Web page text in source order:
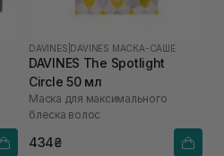
DAVINES DAVINES МАСКА-САШЕ
DAVINES The Spotlight
Circle 50 мл
Маска для максимального
блеска волос
434₴